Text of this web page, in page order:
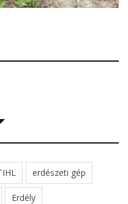
erdészeti gép
Erdély